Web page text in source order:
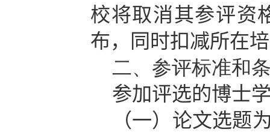
校将取消其参评资
布，同时扣减所在
二、参评标准和
参加评选的博士
（一） 论文选题